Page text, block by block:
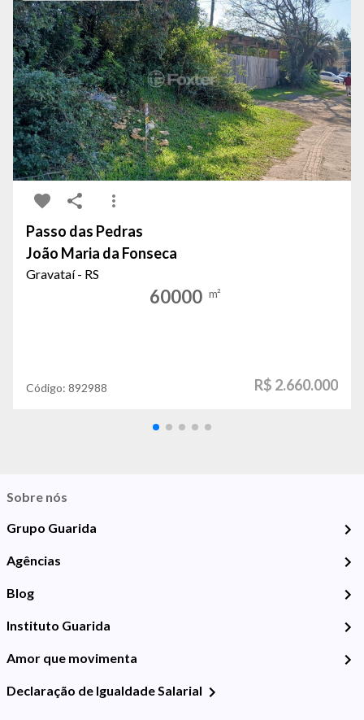
Passo das Pedras
João Maria da Fonseca
Gravataí - RS
60000 m²
Código: 892988 R$ 2.660.000
Sobre nós
Grupo Guarida
Agências
Blog
Instituto Guarida
Amor que movimenta
Declaração de Igualdade Salarial